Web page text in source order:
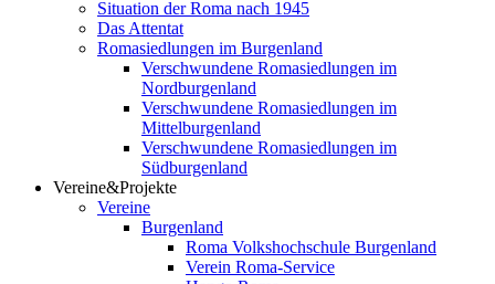
Situation der Roma nach 1945
Das Attentat
Romasiedlungen im Burgenland
Verschwundene Romasiedlungen im
Nordburgenland
Verschwundene Romasiedlungen im
Mittelburgenland
Verschwundene Romasiedlungen im
Südburgenland
Vereine&Projekte
Vereine
Burgenland
Roma Volkshochschule Burgenland
Verein Roma-Service